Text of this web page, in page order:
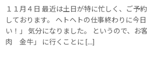
１１月４日 最近は土日が特に忙しく、ご予
しております。 ヘトヘトの仕事終わりに今
い！」 気分になりました。 というので、お
肉 金牛」 に行くことに […]